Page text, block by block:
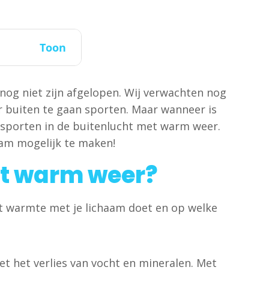
Toon
niet zijn afgelopen. Wij verwachten nog
te gaan sporten. Maar wanneer is
in de buitenlucht met warm weer.
mogelijk te maken!
warm weer?
met je lichaam doet en op welke
het verlies van vocht en mineralen. Met